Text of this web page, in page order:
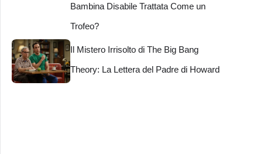
Bambina Disabile Trattata Come un
Trofeo?
Il Mistero Irrisolto di The Big Bang
Theory: La Lettera del Padre di Howard